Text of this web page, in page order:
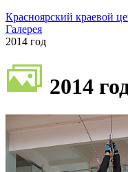
Красноярский краевой
Галерея
2014 год
2014